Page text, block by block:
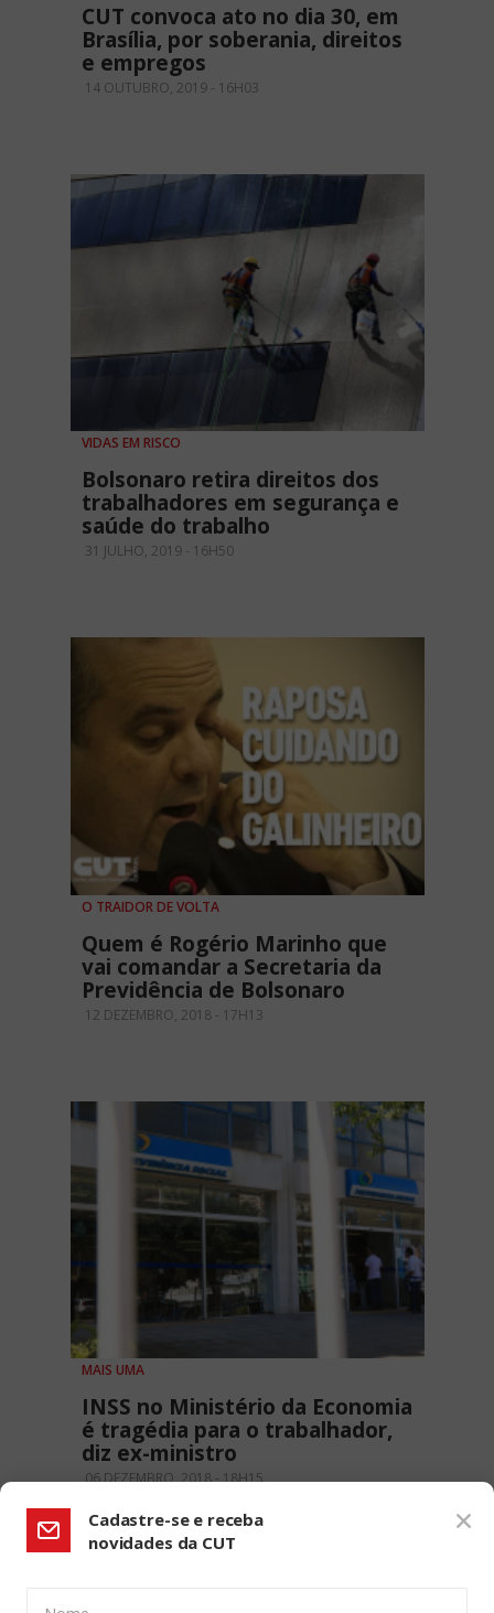
CUT convoca ato no dia 30, em
Brasília, por soberania, direitos
e empregos
14 OUTUBRO, 2019 - 16H03
VIDAS EM RISCO
Bolsonaro retira direitos dos
trabalhadores em segurança e
saúde do trabalho
31 JULHO, 2019 - 16H50
O TRAIDOR DE VOLTA
Quem é Rogério Marinho que
vai comandar a Secretaria da
Previdência de Bolsonaro
12 DEZEMBRO, 2018 - 17H13
MAIS UMA
INSS no Ministério da Economia
é tragédia para o trabalhador,
diz ex-ministro
06 DEZEMBRO, 2018 - 18H15
Cadastre-se e receba
novidades da CUT